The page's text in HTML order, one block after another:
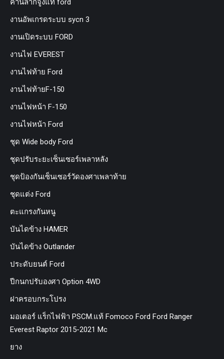
คานลากจูงแท้ ford
งานอัพเกรดระบบ sycn 3
งานเปิดระบบ FORD
งานไฟ EVEREST
งานไฟท้าย Ford
งานไฟท้ายF-150
งานไฟหน้า F-150
งานไฟหน้า Ford
ชุด Wide body Ford
ชุดปรับระยะเซ็นเซอร์เพลาหลัง
ชุดป้องกันเซ็นเซอร์วัดองศาเพลาท้าย
ชุดแต่ง Ford
ตะแกรงกันหนู
บันไดข้าง HAMER
บันไดข้าง Outlander
ประดับยนต์ Ford
ปีกนกปรับองศา Option 4WD
ฝาครอบกระโปรง
มอเตอร์ แร็กไฟฟ้า PSCM.แท้ Fomoco Ford Ford Ranger
Everest Raptor 2015-2021 Mc
ยาง